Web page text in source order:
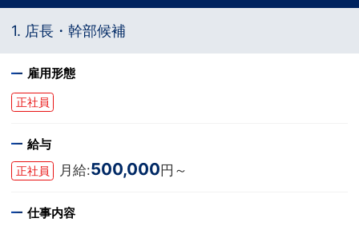
1. 店長・幹部候補
雇用形態
正社員
給与
正社員 月給:500,000円～
仕事内容